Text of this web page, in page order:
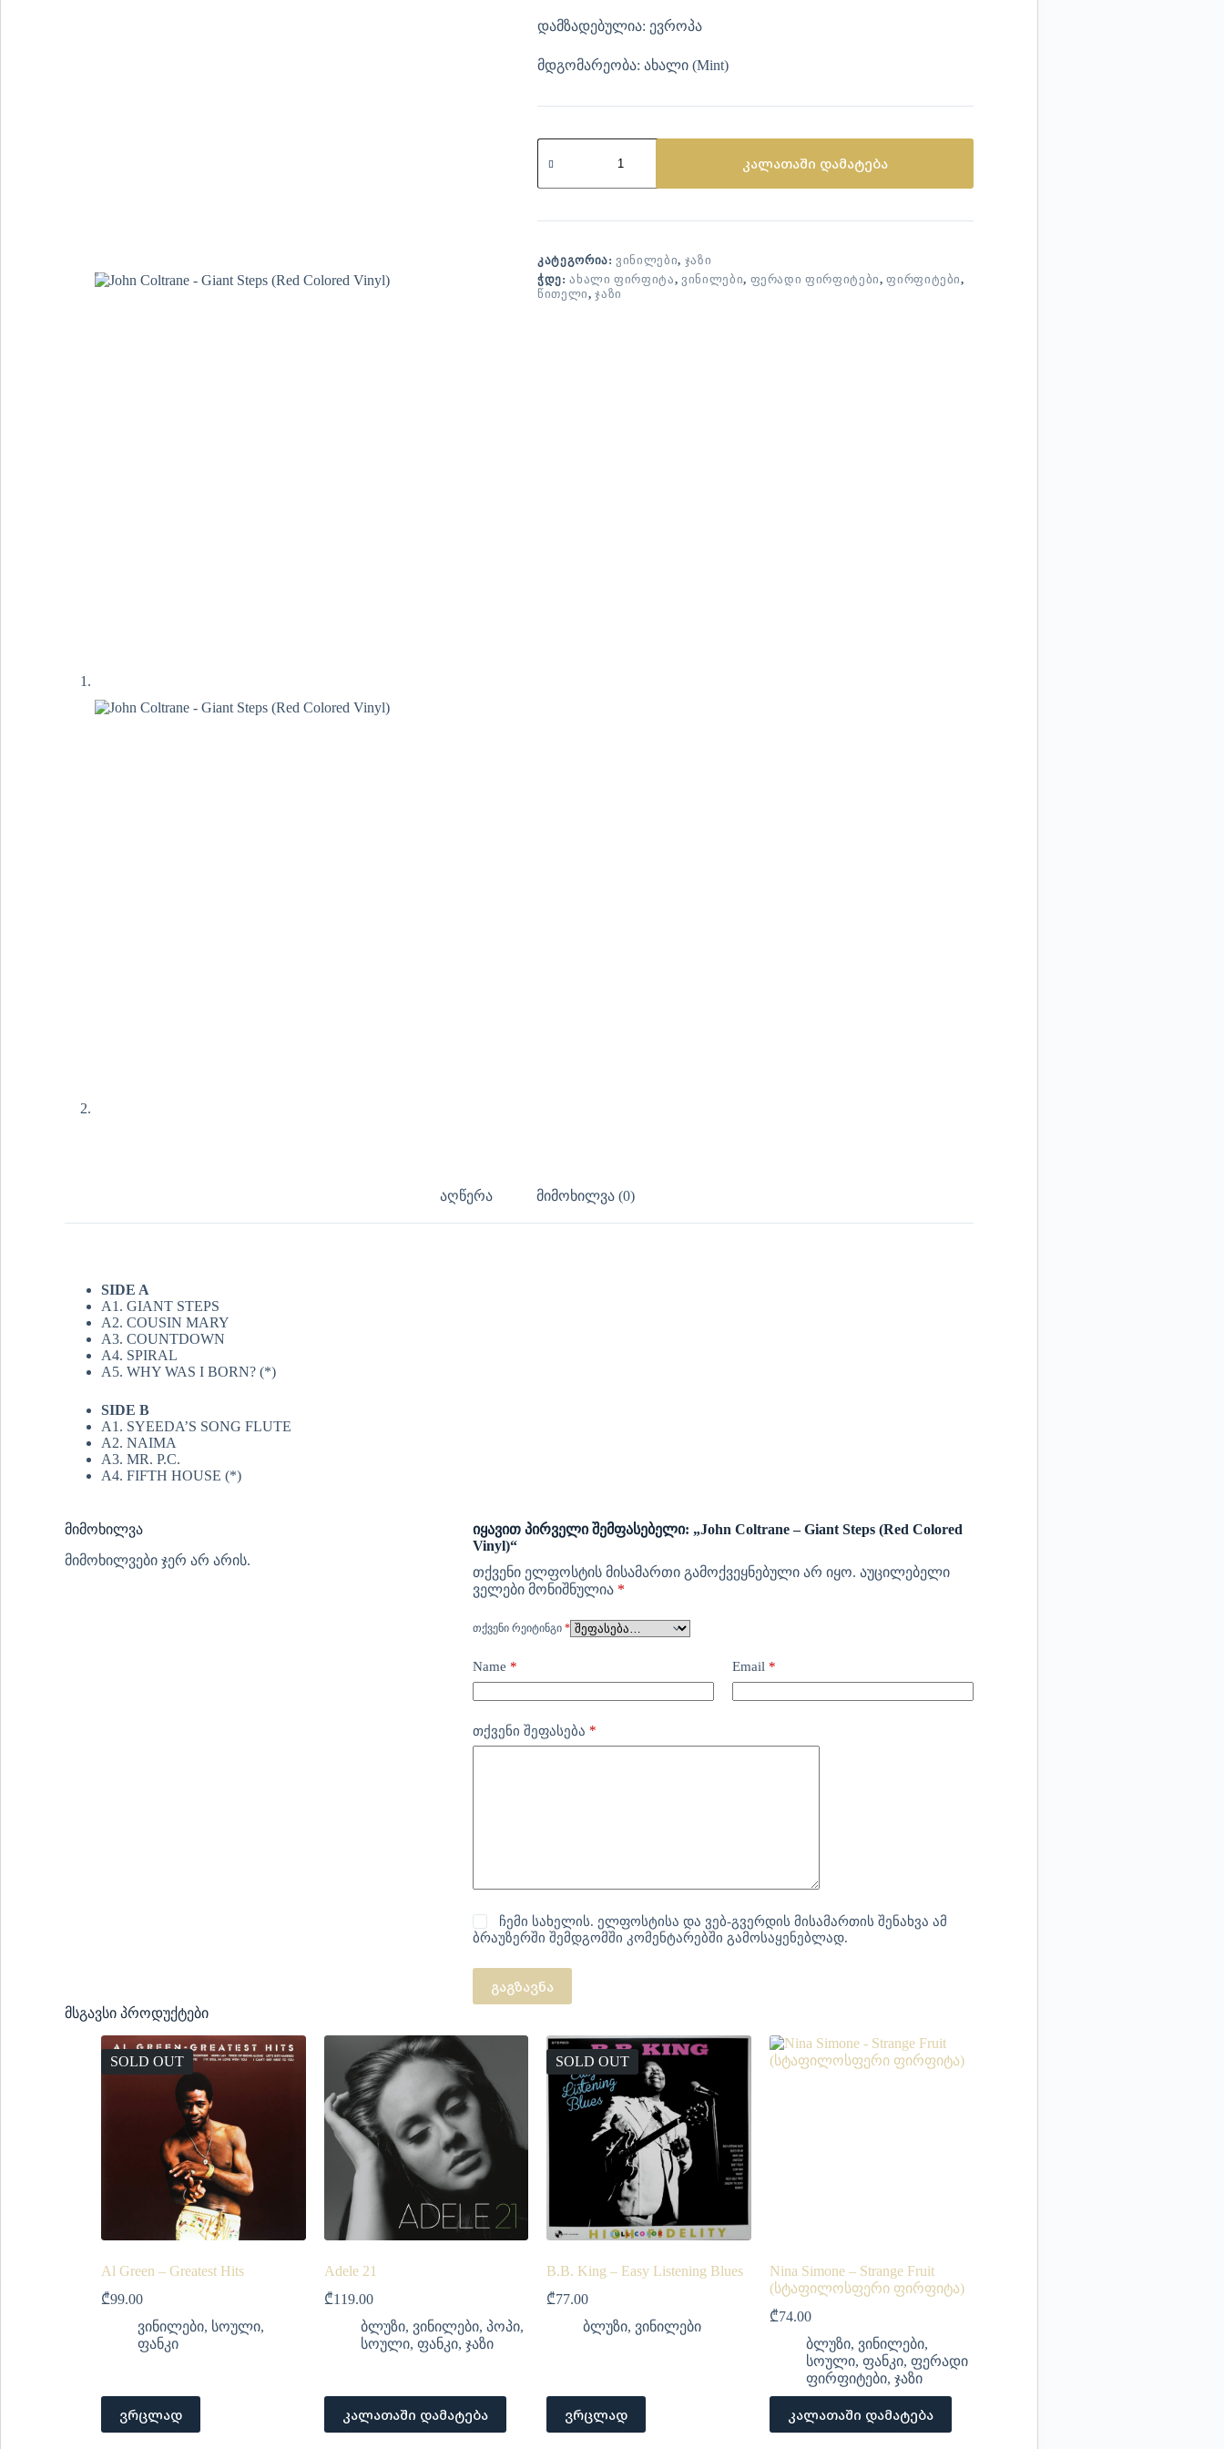
დამზადებულია: ევროპა
მდგომარეობა: ახალი (Mint)
კალათაში დამატება
ᲙᲐᲢᲔᲒᲝᲠᲘᲐ: ᲕᲘᲜᲘᲚᲔᲑᲘ, ᲯᲐᲖᲘ
ᲭᲓᲔ:ᲐᲮᲐᲚᲘ ᲤᲘᲠᲤᲘᲢᲐ, ᲕᲘᲜᲘᲚᲔᲑᲘ, ᲤᲔᲠᲐᲓᲘ ᲤᲘᲠᲤᲘᲢᲔᲑᲘ,ᲤᲘᲠᲤᲘᲢᲔᲑᲘ,
ᲬᲘᲗᲔᲚᲘ,ᲯᲐᲖᲘ
აღწერა მიმოხილვა (0)
SIDE A
A1. GIANT STEPS
A2. COUSIN MARY
A3. COUNTDOWN
A4. SPIRAL
A5. WHY WAS I BORN? (*)
SIDE B
A1. SYEEDA’S SONG FLUTE
A2. NAIMA
A3. MR. P.C.
A4. FIFTH HOUSE (*)
მიმოხილვა
მიმოხილვები ჯერ არ არის.
იყავით პირველი შემფასებელი: „John Coltrane – Giant Steps (Red Colored
Vinyl)“
თქვენი ელფოსტის მისამართი გამოქვეყნებული არ იყო. აუცილებელი
ველები მონიშნულია *
ᲗᲥᲕᲔᲜᲘ ᲠᲔᲘᲢᲘᲜᲒᲘ *
Name * Email *
თქვენი შეფასება *
ჩემი სახელის. ელფოსტისა და ვებ-გვერდის მისამართის შენახვა ამ
ბრაუზერში შემდგომში კომენტარებში გამოსაყენებლად.
გაგზავნა
მსგავსი პროდუქტები
SOLD OUT
Al Green – Greatest Hits
₾99.00
ვინილები, სოული,
ფანკი
ვრცლად
Adele 21
₾119.00
ბლუზი, ვინილები, პოპი,
სოული, ფანკი, ჯაზი
კალათაში დამატება
SOLD OUT
B.B. King – Easy Listening Blues
₾77.00
ბლუზი, ვინილები
ვრცლად
Nina Simone – Strange Fruit
(სტაფილოსფერი ფირფიტა)
₾74.00
ბლუზი, ვინილები,
სოული, ფანკი, ფერადი
ფირფიტები, ჯაზი
კალათაში დამატება